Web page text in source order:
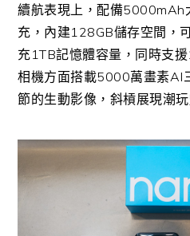
續航表現上，配備5000mAh
充，內建128GB儲存空間，
充1TB記憶體容量，同時支援
相機方面搭載5000萬畫素AI
節的生動影像，斜槓展現潮玩